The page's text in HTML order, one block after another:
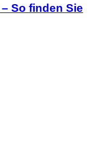
So finden Sie